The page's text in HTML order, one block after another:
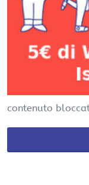
contenuto